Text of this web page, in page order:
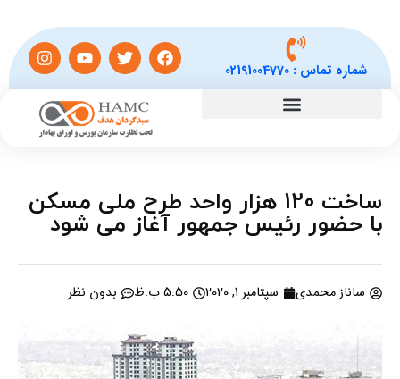
شماره تماس :02191004770
ساخت 120 هزار واحد طرح ملی مسکن
با حضور رئیس جمهور آغاز می شود
ساناز محمدی سپتامبر 1, 2020 5:50 ب.ظ بدون نظر